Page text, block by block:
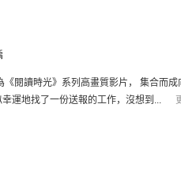
閱讀時光》系列高畫質影片， 集合而
運地找了一份送報的工作，沒想到...